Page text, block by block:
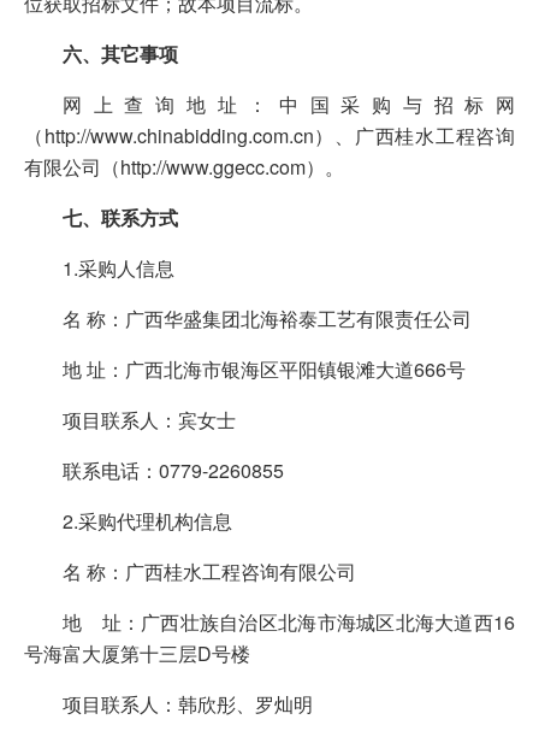
六、 其它事项
网上查询地址：中国采购与招标网
（http://www.chinabidding.com.cn）、广西桂水工程咨询
有限公司（http://www.ggecc.com）。
七、联系方式
1.采购人信息
名 称：广西华盛集团北海裕泰工艺有限责任公司
地 址：广西北海市银海区平阳镇银滩大道666号
项目联系人：宾女士
联系电话：0779-2260855
2.采购代理机构信息
名 称：广西桂水工程咨询有限公司
地 址：广西壮族自治区北海市海城区北海大道西16
号海富大厦第十三层D号楼
项目联系人：韩欣彤、罗灿明